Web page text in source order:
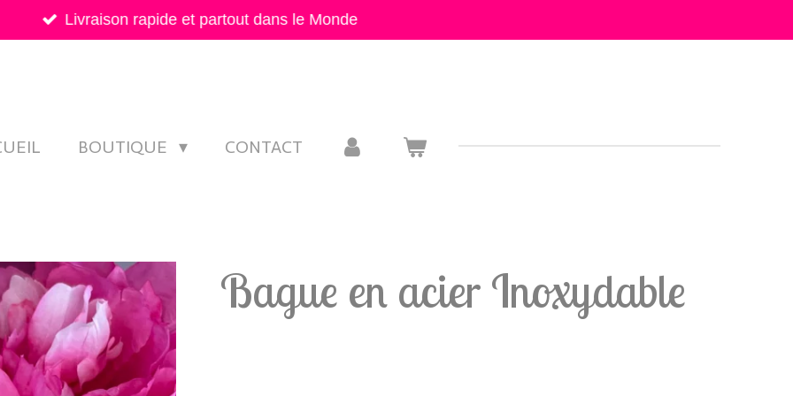
Livraison rapide et partout dans le Monde
BOUTIQUE CONTACT
Bague en acier Inoxydable